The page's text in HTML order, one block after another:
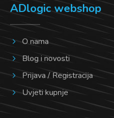
ADlogic webshop
O nama
Blog i novosti
Prijava / Registracija
Uvjeti kupnje